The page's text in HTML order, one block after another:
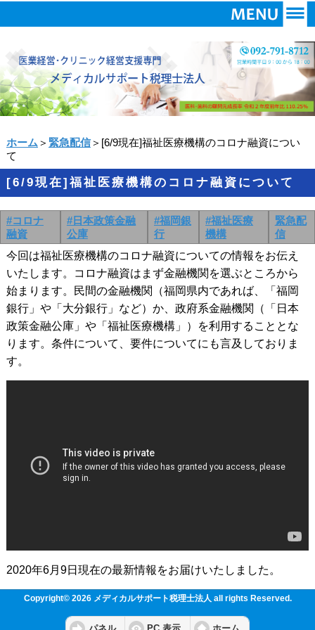
ホーム ＞ 緊急配信＞[6/9現在]福祉医療機構のコロナ融資につい
て
[6/9現在]福祉医療機構のコロナ融資について
#コロナ
融資
#日本政策金融
公庫
#福岡銀
行
#福祉医療
機構
緊急配
信
今回は福祉医療機構のコロナ融資についての情報をお伝え
いたします。コロナ融資はまず金融機関を選ぶところから
始まります。民間の金融機関（福岡県内であれば、「福岡
銀行」や「大分銀行」など）か、政府系金融機関（「日本
政策金融公庫」や「福祉医療機構」）を利用することとな
ります。条件について、要件についてにも言及しておりま
す。
2020年6月9日現在の最新情報をお届けいたしました。
Copyright© 2026 メディカルサポート税理士法人 all rights Reserved.